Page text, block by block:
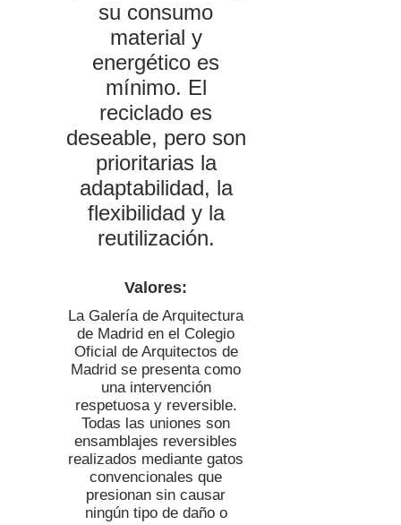
su consumo
material y
energético es
mínimo. El
reciclado es
deseable, pero son
prioritarias la
adaptabilidad, la
flexibilidad y la
reutilización.
Valores:
La Galería de Arquitectura
de Madrid en el Colegio
Oficial de Arquitectos de
Madrid se presenta como
una intervención
respetuosa y reversible.
Todas las uniones son
ensamblajes reversibles
realizados mediante gatos
convencionales que
presionan sin causar
ningún tipo de daño o